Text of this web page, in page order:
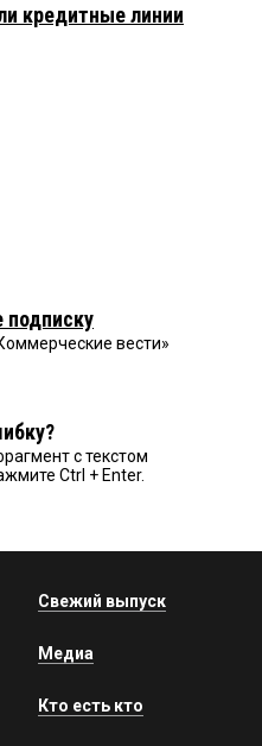
кредитные линии
вести»
с текстом
Ctrl + Enter.
Свежий выпуск
Медиа
Кто есть кто